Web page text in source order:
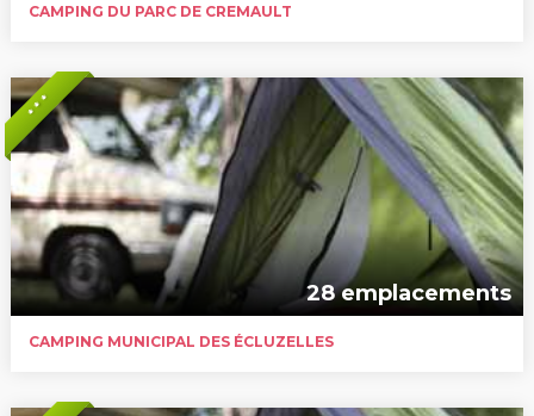
CAMPING DU PARC DE CREMAULT
* * *
28 emplacements
CAMPING MUNICIPAL DES ÉCLUZELLES